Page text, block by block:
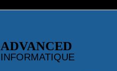
ADVANCED
INFORMATIQUE